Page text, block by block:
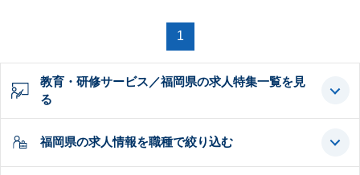
1
教育・研修サービス／福岡県の求人特集一覧を見
る
福岡県の求人情報を職種で絞り込む